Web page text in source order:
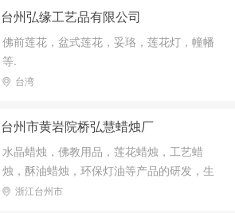
台州弘缘工艺品有限公司
佛前莲花，盆式莲花，妥珞，莲花灯，幢幡
等.
台湾
台州市黄岩院桥弘慧蜡烛厂
水晶蜡烛，佛教用品，莲花蜡烛，工艺蜡
烛，酥油蜡烛，环保灯油等产品的研发，生
产与加工
浙江台州市